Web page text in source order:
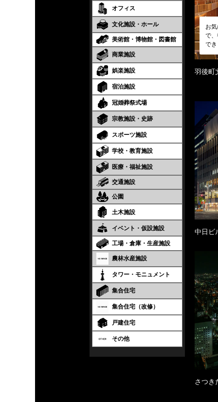
オフィス
文化施設・ホール
美術館・博物館・図書館
商業施設
娯楽施設
宿泊施設
冠婚葬祭式場
宗教施設・史跡
スポーツ施設
学校・教育施設
医療・福祉施設
交通施設
公園
土木施設
イベント・仮設施設
工場・倉庫・生産施設
農林水産施設
タワー・モニュメント
集合住宅
集合住宅（改修）
戸建住宅
その他
お
で
で
羽後
中日ビ
さつき